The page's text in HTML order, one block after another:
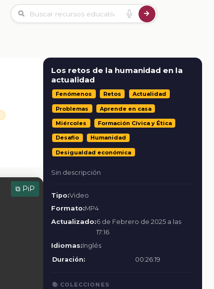
⧉ PiP
Los retos de la humanidad en la
actualidad
Fenómenos Retos Actualidad
Problemas Aprende en casa
Miércoles Formación Cívica y Ética
Desafío Humanidad
Desigualdad económica
Sin descripción
Tipo:Video
Formato:MP4
Actualizado:6 de Febrero de 2025 a las
17:16
Idiomas:Inglés
Duración:
00:26:19
📚 COLECCIONES